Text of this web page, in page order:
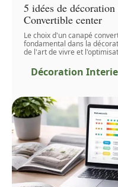
5 idées de
Convertible center
Le choix d'un canapé
fondamental dans la
de l'art de vivre et
Décoration